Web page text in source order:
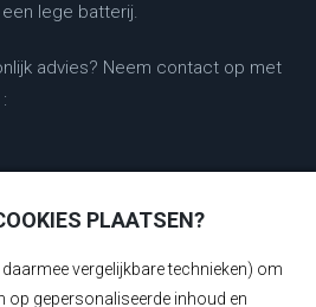
lege batterij.
advies? Neem contact op met
PLAATSEN?
vergelijkbare technieken) om
op gepersonaliseerde inhoud en